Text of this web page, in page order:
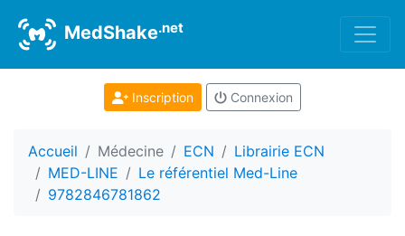
MedShake.net
Inscription Connexion
Accueil Médecine ECN
Librairie ECN
MED-LINE
Le référentiel Med-Line
9782846781862